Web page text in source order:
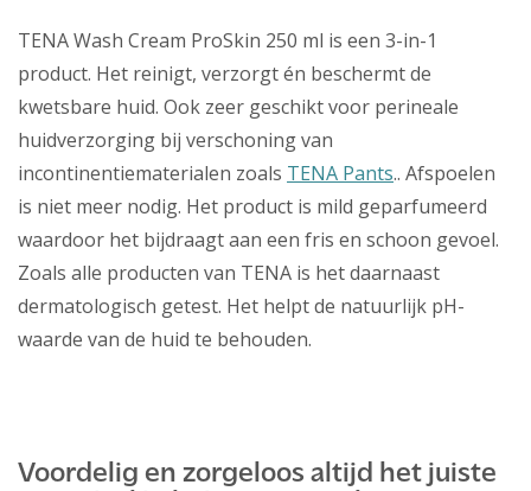
TENA Wash Cream ProSkin 250 ml is een 3-in-1
product. Het reinigt, verzorgt én beschermt de
kwetsbare huid. Ook zeer geschikt voor perineale
huidverzorging bij verschoning van
incontinentiematerialen zoals TENA Pants.. Afspoelen
is niet meer nodig. Het product is mild geparfumeerd
waardoor het bijdraagt aan een fris en schoon gevoel.
Zoals alle producten van TENA is het daarnaast
dermatologisch getest. Het helpt de natuurlijk pH-
waarde van de huid te behouden.
Voordelig en zorgeloos altijd het juiste